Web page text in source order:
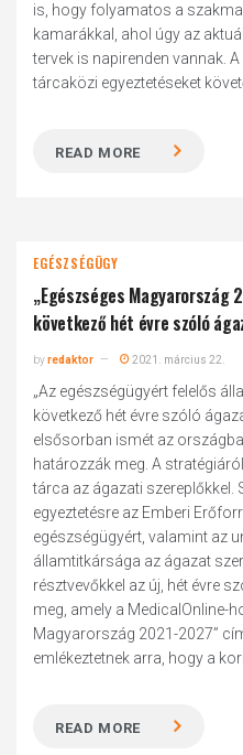
is, hogy folyamatos a
kamarákkal, ahol úgy az
tervek is napirenden vannak.
tárcaközi egyeztetéseket
READ MORE
EGÉSZSÉGÜGY
„Egészséges Magyarország
következő hét évre szóló
byredaktor 2021. március 22.
„Az egészségügyért felelős
következő hét évre szóló
elsősorban ismét az
határozzák meg. A
tárca az ágazati szereplőkkel.
egyeztetésre az Emberi
egészségügyért, valamint az
államtitkársága az ágazat
résztvevőkkel az új, hét évre
meg, amely a MedicalOnline-
Magyarország 2021-2027”
emlékeztetnek arra, hogy a
READ MORE